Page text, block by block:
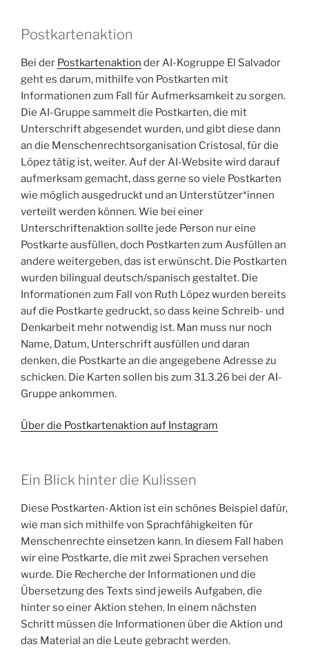
Postkartenaktion
Bei der Postkartenaktion der AI-Kogruppe El Salvador
geht es darum, mithilfe von Postkarten mit
Informationen zum Fall für Aufmerksamkeit zu sorgen.
Die AI-Gruppe sammelt die Postkarten, die mit
Unterschrift abgesendet wurden, und gibt diese dann
an die Menschenrechtsorganisation Cristosal, für die
López tätig ist, weiter. Auf der AI-Website wird darauf
aufmerksam gemacht, dass gerne so viele Postkarten
wie möglich ausgedruckt und an Unterstützer*innen
verteilt werden können. Wie bei einer
Unterschriftenaktion sollte jede Person nur eine
Postkarte ausfüllen, doch Postkarten zum Ausfüllen an
andere weitergeben, das ist erwünscht. Die Postkarten
wurden bilingual deutsch/spanisch gestaltet. Die
Informationen zum Fall von Ruth López wurden bereits
auf die Postkarte gedruckt, so dass keine Schreib- und
Denkarbeit mehr notwendig ist. Man muss nur noch
Name, Datum, Unterschrift ausfüllen und daran
denken, die Postkarte an die angegebene Adresse zu
schicken. Die Karten sollen bis zum 31.3.26 bei der AI-
Gruppe ankommen.
Über die Postkartenaktion auf Instagram
Ein Blick hinter die Kulissen
Diese Postkarten-Aktion ist ein schönes Beispiel dafür,
wie man sich mithilfe von Sprachfähigkeiten für
Menschenrechte einsetzen kann. In diesem Fall haben
wir eine Postkarte, die mit zwei Sprachen versehen
wurde. Die Recherche der Informationen und die
Übersetzung des Texts sind jeweils Aufgaben, die
hinter so einer Aktion stehen. In einem nächsten
Schritt müssen die Informationen über die Aktion und
das Material an die Leute gebracht werden.